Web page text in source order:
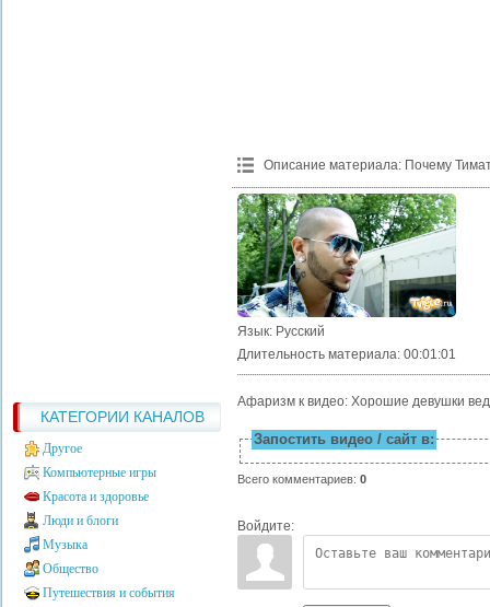
КАТЕГОРИИ КАНАЛОВ
Другое
Компьютерные игры
Красота и здоровье
Люди и блоги
Музыка
Общество
Путешествия и события
Описание материала: Почему
Язык: Русский
Длительность материала: 00:01:01
Афаризм к видео: Хорошие девушки
Запостить видео / сайт в:
Всего комментариев: 0
Войдите: